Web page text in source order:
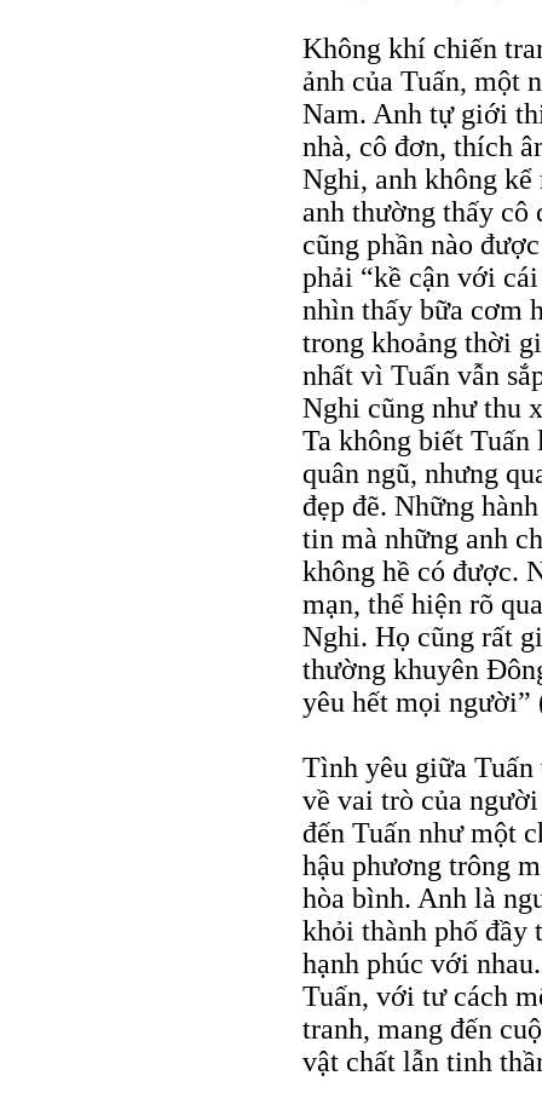
Không khí chiến
ảnh của Tuấn, một
Nam. Anh tự giới
nhà, cô đơn, thích
Nghi, anh không
anh thường thấy cô
cũng phần nào
phải “kề cận với
nhìn thấy bữa cơm
trong khoảng thời
nhất vì Tuấn vẫn
Nghi cũng như thu
Ta không biết
quân ngũ, nhưng
đẹp đẽ. Những
tin mà những anh
không hề có được.
mạn, thể hiện rõ
Nghi. Họ cũng rất
thường khuyên
yêu hết mọi người”
Tình yêu giữa
về vai trò của
đến Tuấn như một
hậu phương trông
hòa bình. Anh là
khỏi thành phố đầy
hạnh phúc với
Tuấn, với tư cách
tranh, mang đến
vật chất lẫn tinh